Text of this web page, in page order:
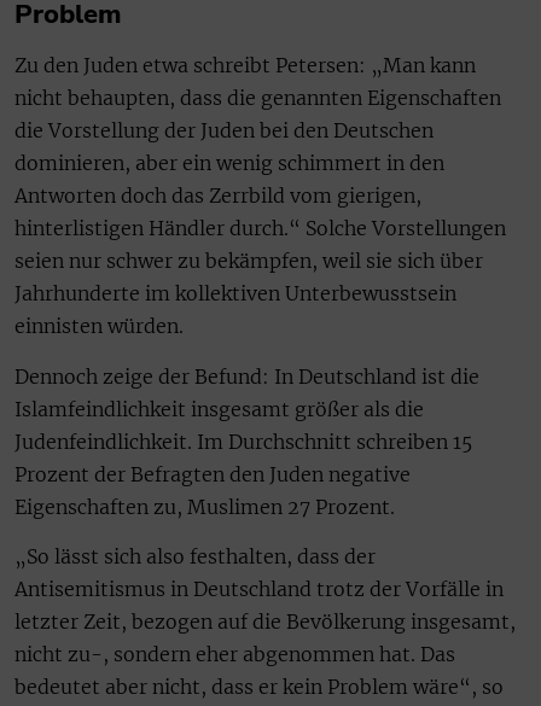
Problem
Zu den Juden etwa schreibt Petersen: „Man kann
nicht behaupten, dass die genannten Eigenschaften
die Vorstellung der Juden bei den Deutschen
dominieren, aber ein wenig schimmert in den
Antworten doch das Zerrbild vom gierigen,
hinterlistigen Händler durch.“ Solche Vorstellungen
seien nur schwer zu bekämpfen, weil sie sich über
Jahrhunderte im kollektiven Unterbewusstsein
einnisten würden.
Dennoch zeige der Befund: In Deutschland ist die
Islamfeindlichkeit insgesamt größer als die
Judenfeindlichkeit. Im Durchschnitt schreiben 15
Prozent der Befragten den Juden negative
Eigenschaften zu, Muslimen 27 Prozent.
„So lässt sich also festhalten, dass der
Antisemitismus in Deutschland trotz der Vorfälle in
letzter Zeit, bezogen auf die Bevölkerung insgesamt,
nicht zu-, sondern eher abgenommen hat. Das
bedeutet aber nicht, dass er kein Problem wäre“, so